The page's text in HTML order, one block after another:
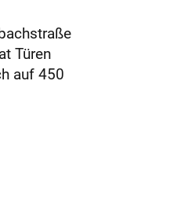
Türen
auf 450